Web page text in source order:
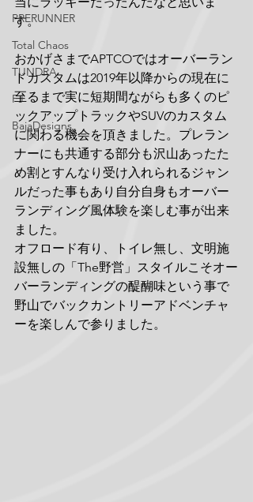
PRERUNNER
Total Chaos
TUNDRA
FJ
BajaDesigns
す。
おかげさまでAPTCOではオーバーラン
ドカスタムは2019年以降からの現在に
至るまで実に短期間ながらも多くのピ
ックアップトラックやSUVのカスタム
に関わる機会を頂きました。プレラン
ナーにも共通する部分も沢山あったた
め割とすんなり受け入れられるジャン
ルだった事もあり自分自身もオーバー
ランディング風体験を楽しむ事が出来
ました。
オフロード有り、トイレ無し、文明施
設無しの「The野営」スタイルこそオー
バーランディングの醍醐味という事で
野山でバックカントリーアドベンチャ
ーを楽しんで参りました。